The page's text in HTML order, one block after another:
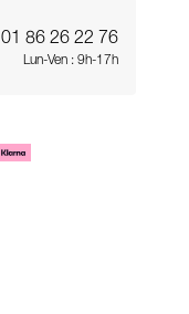
01 86 26 22 76
Lun-Ven : 9h-17h